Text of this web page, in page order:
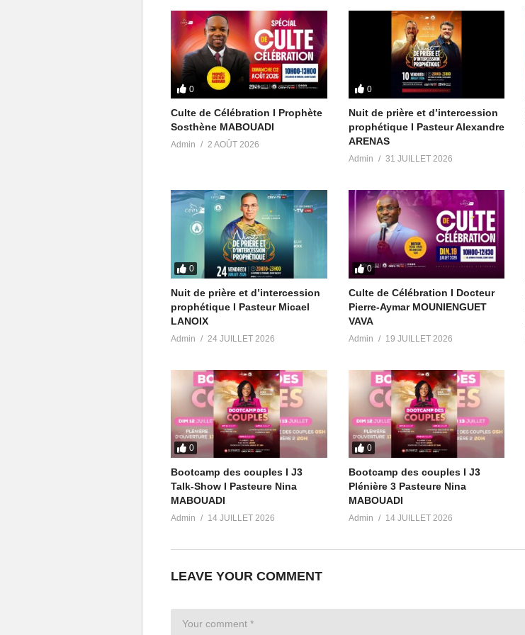
Audio :
Merci à notre notre compositeur artiste et Pasteur Toussaint Makinou
Attribution (https://creativecommons.org/licenses/…)
Artiste : http://www.elomusic.fr/new-album-elom…
Item Title: Adventure Action Background Intro Trailer
Item URL: https://audiojungle.net/item/for-the-…
Purchase Date: 2022-01-08 21:55:59 UTC
(Visited 12 times, 1 visits today)
0
Culte de Célébration I Prophète
Sosthène MABOUADI
Admin 2 AOÛT 2026
0
Nuit de prière et d’intercession
prophétique I Pasteur Alexandre
ARENAS
Admin 31 JUILLET 2026
0
Nuit de prière et d’intercession
prophétique I Pasteur Micael
LANOIX
Admin 24 JUILLET 2026
0
Culte de Célébration I Docteur
Pierre-Aymar MOUNIENGUET
VAVA
Admin 19 JUILLET 2026
0
Bootcamp des couples I J3
Talk-Show I Pasteure Nina
MABOUADI
Admin 14 JUILLET 2026
0
Bootcamp des couples I J3
Plénière 3 Pasteure Nina
MABOUADI
Admin 14 JUILLET 2026
LEAVE YOUR COMMENT